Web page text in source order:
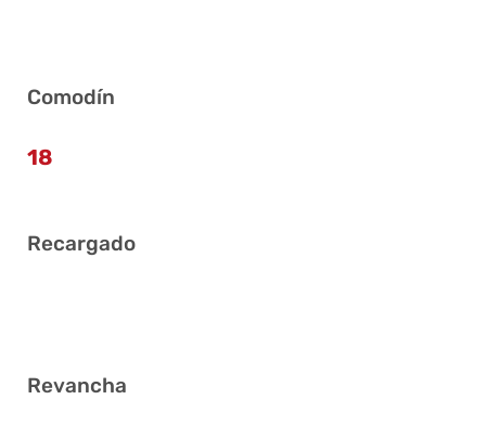
Comodín
18
Recargado
Revancha